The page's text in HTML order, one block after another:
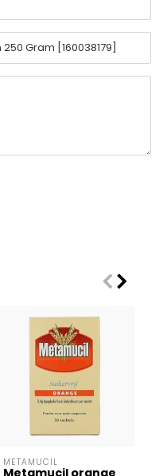
METAMUCIL
Metamucil orange